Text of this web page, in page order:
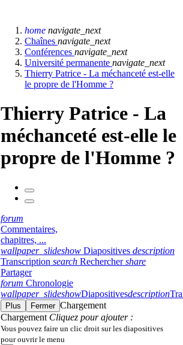
home navigate_next
Chaînes navigate_next
Conférences navigate_next
Université permanente navigate_next
Thierry Patrice - La méchanceté est-elle
le propre de l'Homme ?
Thierry Patrice - La
méchanceté est-elle le
propre de l'Homme ?
forum
Commentaires,
chapitres, ...
wallpaper_slideshow Diapositives description
Transcription search Rechercher share
Partager
forum Chronologie
wallpaper_slideshowDiapositivesdescription
Plus Fermer Chargement
Chargement Cliquez pour ajouter :
Vous pouvez faire un clic droit sur les diapositives
pour ouvrir le menu